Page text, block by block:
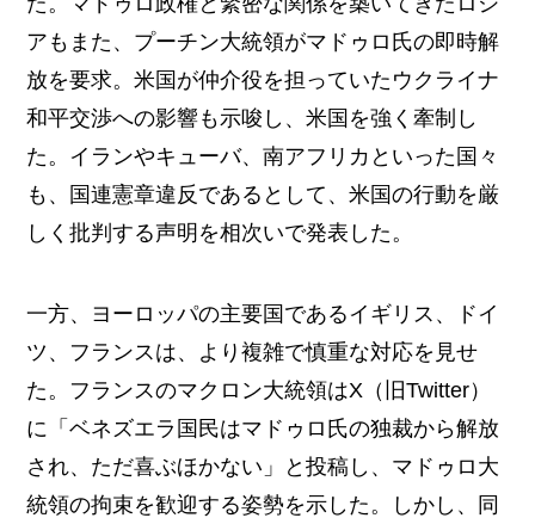
アもまた、プーチン大統領がマドゥロ氏の即時解
放を要求。米国が仲介役を担っていたウクライナ
和平交渉への影響も示唆し、米国を強く牽制し
た。イランやキューバ、南アフリカといった国々
も、国連憲章違反であるとして、米国の行動を厳
しく批判する声明を相次いで発表した。
一方、ヨーロッパの主要国であるイギリス、ドイ
ツ、フランスは、より複雑で慎重な対応を見せ
た。フランスのマクロン大統領はX（旧Twitter）
に「ベネズエラ国民はマドゥロ氏の独裁から解放
され、ただ喜ぶほかない」と投稿し、マドゥロ大
統領の拘束を歓迎する姿勢を示した。しかし、同